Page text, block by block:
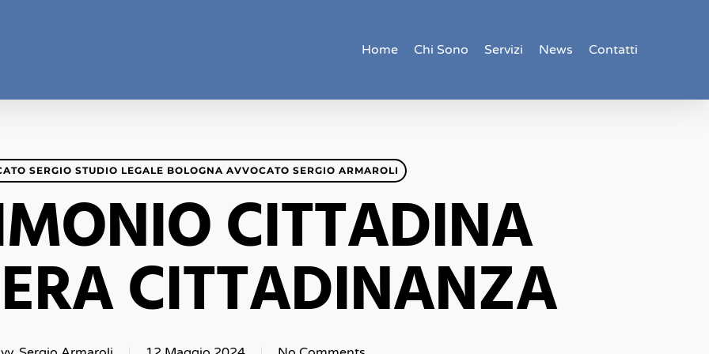
Home Chi Sono Servizi News Contatti
SERGIO STUDIO LEGALE BOLOGNA AVVOCATO SERGIO ARMAROLI
CITTADINA
CITTADINANZA